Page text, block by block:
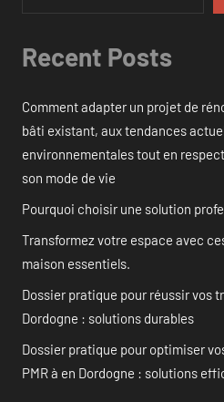
Recent Posts
Comment adapter un projet de
bâti existant, aux tendances
environnementales tout en
son mode de vie
Pourquoi choisir une solution
Transformez votre espace avec
maison essentiels.
Dossier pratique pour réussir vos
Dordogne : solutions durables
Dossier pratique pour optimiser
PMR à en Dordogne : solutions